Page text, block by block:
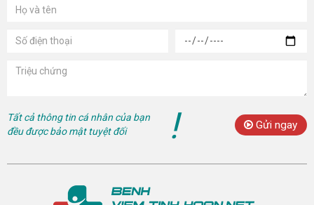
Tất cả thông tin cá nhân của bạn
đều được bảo mật tuyệt đối
! Gửi ngay